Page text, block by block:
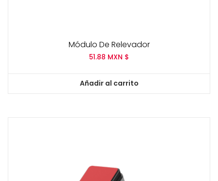
Módulo De Relevador
51.88 MXN $
Añadir al carrito